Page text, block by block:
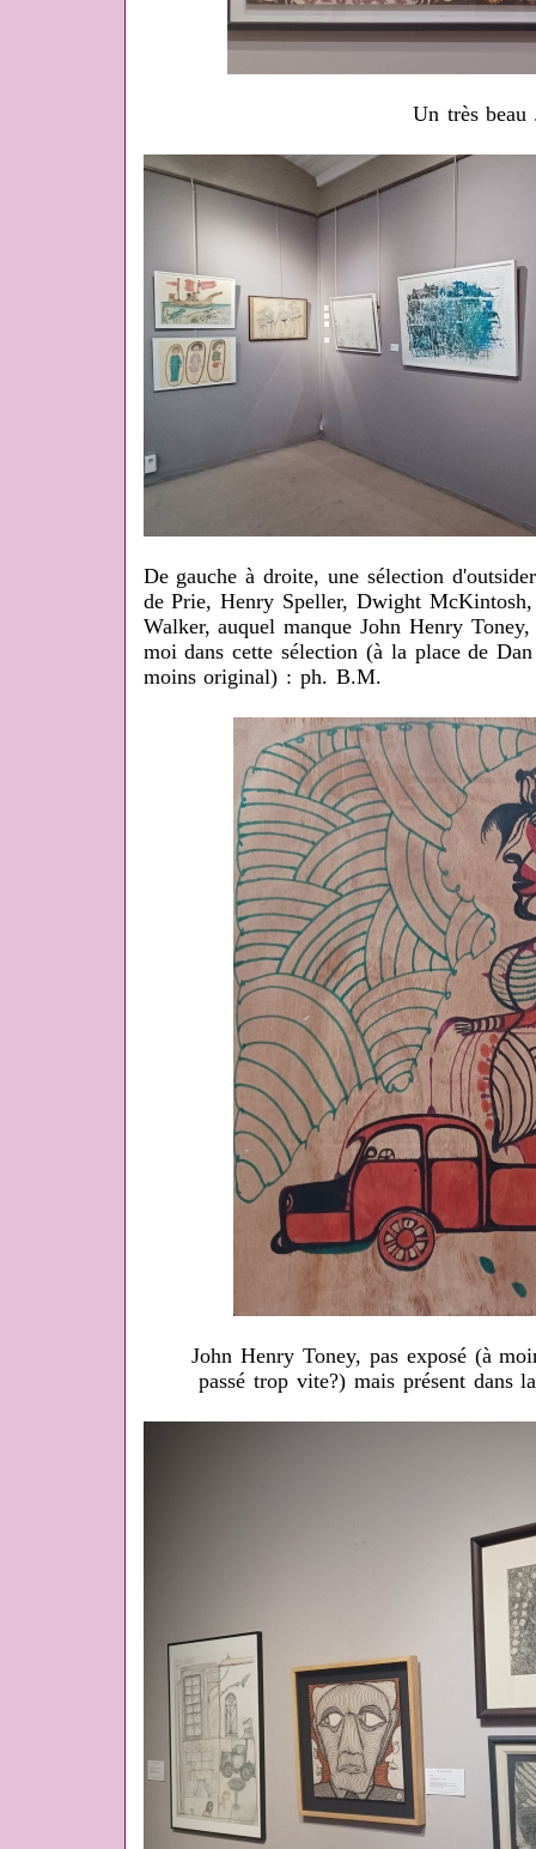
Un très
De gauche à droite, une sélection
de Prie, Henry Speller, Dwight
Walker, auquel manque John Henry
moi dans cette sélection (à la place de
moins original) : ph. B.M.
John Henry Toney, pas exposé (à
passé trop vite?) mais présent